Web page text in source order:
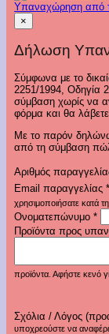
Υπαναχώρηση από
×
Δήλωση
Σύμφωνα με το
2251/1994, Οδηγία
σύμβαση χωρίς να
φόρμα και θα
Με το παρόν
από τη σύμβαση
Αριθμός
Email παραγγελίας *
χρησιμοποιήσατε κατά
Ονοματεπώνυμο *
Προϊόντα προς
προϊόντα. Αφήστε κενό
Σχόλια / Λόγος
υποχρεούστε να